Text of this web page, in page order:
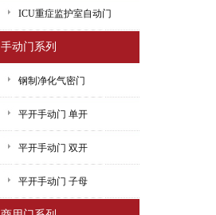
ICU重症监护室自动门
手动门系列
钢制净化气密门
平开手动门 单开
平开手动门 双开
平开手动门 子母